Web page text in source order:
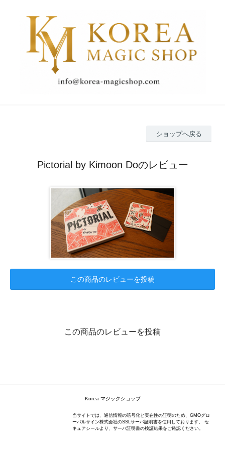
ショップへ戻る
Pictorial by Kimoon Doのレビュー
この商品のレビューを投稿
この商品のレビューを投稿
Korea マジックショップ
当サイトでは、通信情報の暗号化と実在性の証明のため、GMOグロ
ーバルサイン株式会社のSSLサーバ証明書を使用しております。 セ
キュアシールより、サーバ証明書の検証結果をご確認ください。